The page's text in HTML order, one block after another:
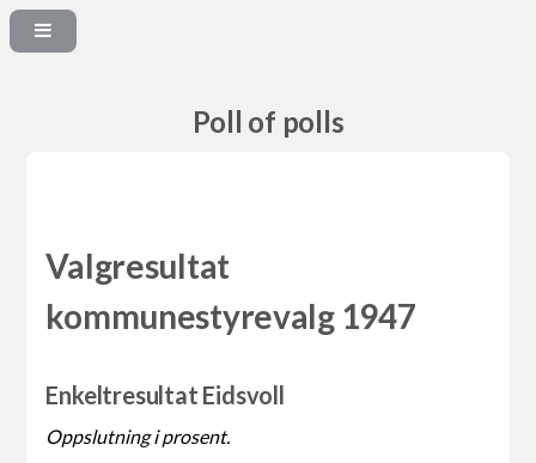
Poll of polls
Valgresultat
kommunestyrevalg 1947
Enkeltresultat Eidsvoll
Oppslutning i prosent.